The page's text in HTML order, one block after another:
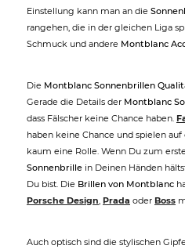
Einstellung kann man an die
rangehen, die in der gleichen Liga
Schmuck und andere Montblanc
Die Montblanc Sonnenbrillen
Gerade die Details der Montblanc
dass Fälscher keine Chance haben.
haben keine Chance und spielen
kaum eine Rolle. Wenn Du zum
Sonnenbrille in Deinen Händen
Du bist. Die Brillen von Montblanc
Porsche Design, Prada oder Boss
Auch optisch sind die stylischen